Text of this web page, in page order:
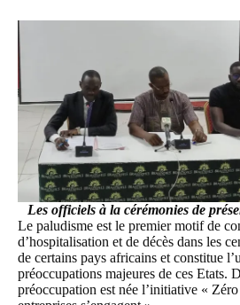
Les officiels à la cérémonies de
Le paludisme est le premier motif de
d’hospitalisation et de décès dans les
de certains pays africains et constitue
préoccupations majeures de ces Etats.
préoccupation est née l’initiative «